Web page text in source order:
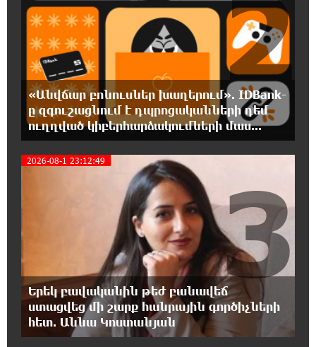
21:11:08 5-08-2026
ԱՄՆ-ը հանել է Իրանի ԻՀՊԿ-ին առնչվող
երկու ինքնաթիռի և երեք
ավիաընկերության նկատմամբ պատժամիջոցները
20:53:48 5-08-2026
Լոնդոնի կենտրոնում զինված անձը
կա
20:35:32 5-08-2026
Ռուսական ԱԹՍ-ներ արտադրող
ընկերության ղեկավարի դեմ մահափորձ է
20:16:48 5-08-2026
4 մեդալ՝ մաթեմատիկական միջազգային
ուսանողական օլիմպիադայում
«Անվճար բոնուսներ խաղերում». IDBank-
ը զգուշացնում է դպրոցականների դեմ
ուղղված կիբերհարձակումների մաս...
2
2026-08-1 23:12:49
Երեկ բավականին թեժ բանավեճ
ստացվեց մի շարք հանրային գործիչների
հետ. Աննա Կոստանյան
3